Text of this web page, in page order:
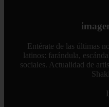
Entérate de las últimas
latinos: farándula,
sociales. Actualidad de